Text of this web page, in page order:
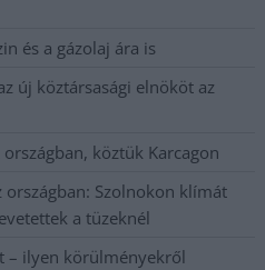
és a gázolaj ára is
új köztársasági elnököt az
köztük Karcagon
Szolnokon klímát
a tüzeknél
– ilyen körülményekről